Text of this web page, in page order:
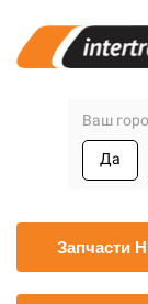
Ваш
Да
Запчасти